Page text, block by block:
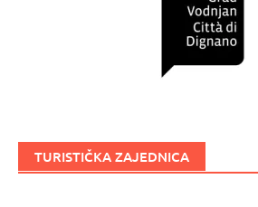
TURISTIČKA ZAJEDNICA